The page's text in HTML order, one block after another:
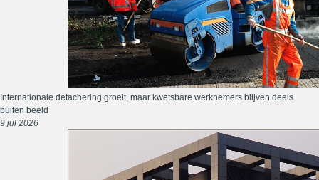
Internationale detachering groeit, maar kwetsbare werknemers blijven deels
buiten beeld
9 jul 2026